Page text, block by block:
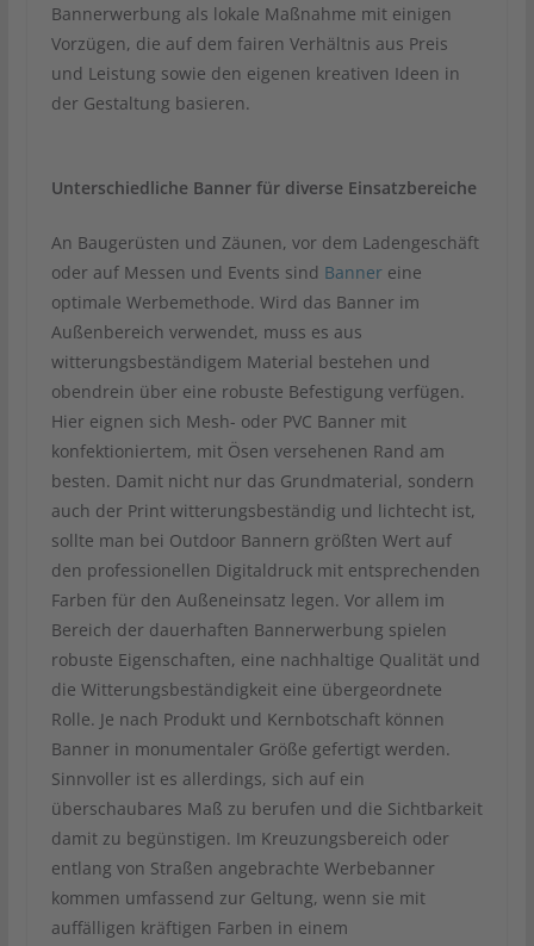
Bannerwerbung als lokale Maßnahme mit einigen
Vorzügen, die auf dem fairen Verhältnis aus Preis
und Leistung sowie den eigenen kreativen Ideen in
der Gestaltung basieren.
Unterschiedliche Banner für diverse Einsatzbereiche
An Baugerüsten und Zäunen, vor dem Ladengeschäft
oder auf Messen und Events sind Bannereine
optimale Werbemethode. Wird das Banner im
Außenbereich verwendet, muss es aus
witterungsbeständigem Material bestehen und
obendrein über eine robuste Befestigung verfügen.
Hier eignen sich Mesh- oder PVC Banner mit
konfektioniertem, mit Ösen versehenen Rand am
besten. Damit nicht nur das Grundmaterial, sondern
auch der Print witterungsbeständig und lichtecht ist,
sollte man bei Outdoor Bannern größten Wert auf
den professionellen Digitaldruck mit entsprechenden
Farben für den Außeneinsatz legen. Vor allem im
Bereich der dauerhaften Bannerwerbung spielen
robuste Eigenschaften, eine nachhaltige Qualität und
die Witterungsbeständigkeit eine übergeordnete
Rolle. Je nach Produkt und Kernbotschaft können
Banner in monumentaler Größe gefertigt werden.
Sinnvoller ist es allerdings, sich auf ein
überschaubares Maß zu berufen und die Sichtbarkeit
damit zu begünstigen. Im Kreuzungsbereich oder
entlang von Straßen angebrachte Werbebanner
kommen umfassend zur Geltung, wenn sie mit
auffälligen kräftigen Farben in einem